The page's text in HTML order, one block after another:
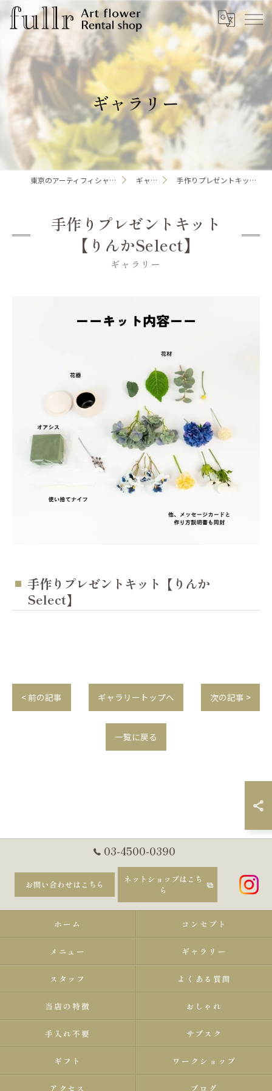
ギャラリー
東京のアーティフィシャルフラワーならfullr ギャラリー 手作りプレゼントキット【りんかSelect】
ギャラリー
手作りプレゼントキット
【りんかSelect】
手作りプレゼントキット【りんか
Select】
< 前の記事 ギャラリートップへ 次の記事 >
一覧に戻る
03-4500-0390
お問い合わせはこちら
ネットショップはこち
ら
ホーム コンセプト
メニュー ギャラリー
スタッフ よくある質問
当店の特徴 おしゃれ
手入れ不要 サブスク
ギフト ワークショップ
アクセス ブログ